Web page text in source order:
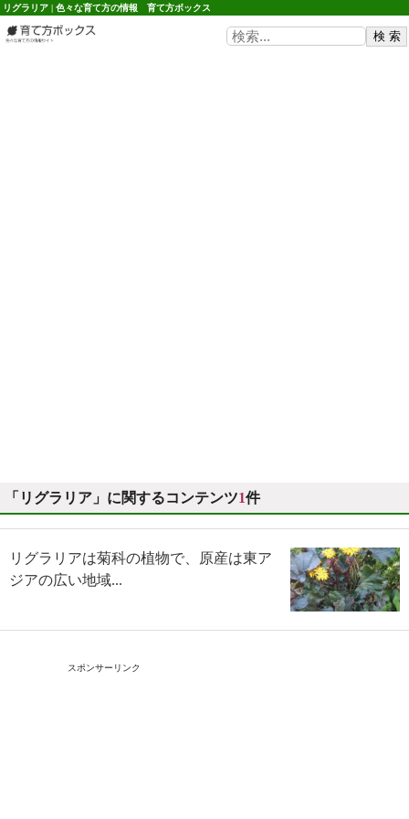
リグラリア | 色々な育て方の情報 育て方ボックス
「リグラリア」に関するコンテンツ1件
リグラリアは菊科の植物で、原産は東ア
ジアの広い地域...
スポンサーリンク